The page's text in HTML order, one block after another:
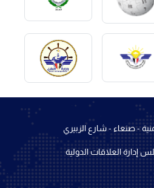
- صنعاء - شارع الزبيري
إدارة العلاقات الدولية